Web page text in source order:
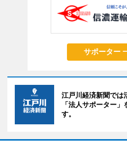
サポーター
江戸川経済新聞では
「法人サポーター
す。